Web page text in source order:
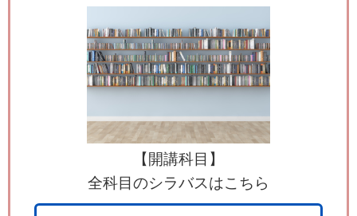
【開講科目】
全科目のシラバスはこちら